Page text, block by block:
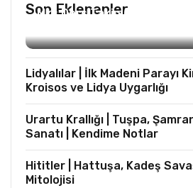
Son Eklenenler
Mks Ders Takip (Turizm ve
Lidyalılar | İlk Madeni Parayı
Kroisos ve Lidya Uygarlığı
Urartu Krallığı | Tuşpa,
Sanatı | Kendime Notlar
Hititler | Hattuşa, Kadeş
Mitolojisi